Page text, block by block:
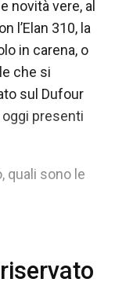
novità vere, al
l’Elan 310, la
in carena, o
che si
sul Dufour
presenti
quali sono le